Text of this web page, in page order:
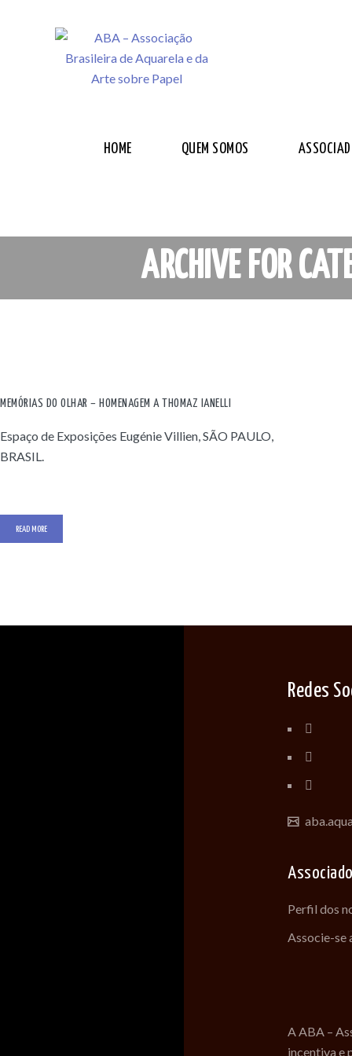
HOME QUEM SOMOS
ARCHIVE FOR
MEMÓRIAS DO OLHAR – HOMENAGEM A THOMAZ IANELLI
Espaço de Exposições Eugénie Villien, SÃO PAULO,
BRASIL.
READ MORE
Redes
Perfil dos
Associe-se
A ABA –
incentiva e